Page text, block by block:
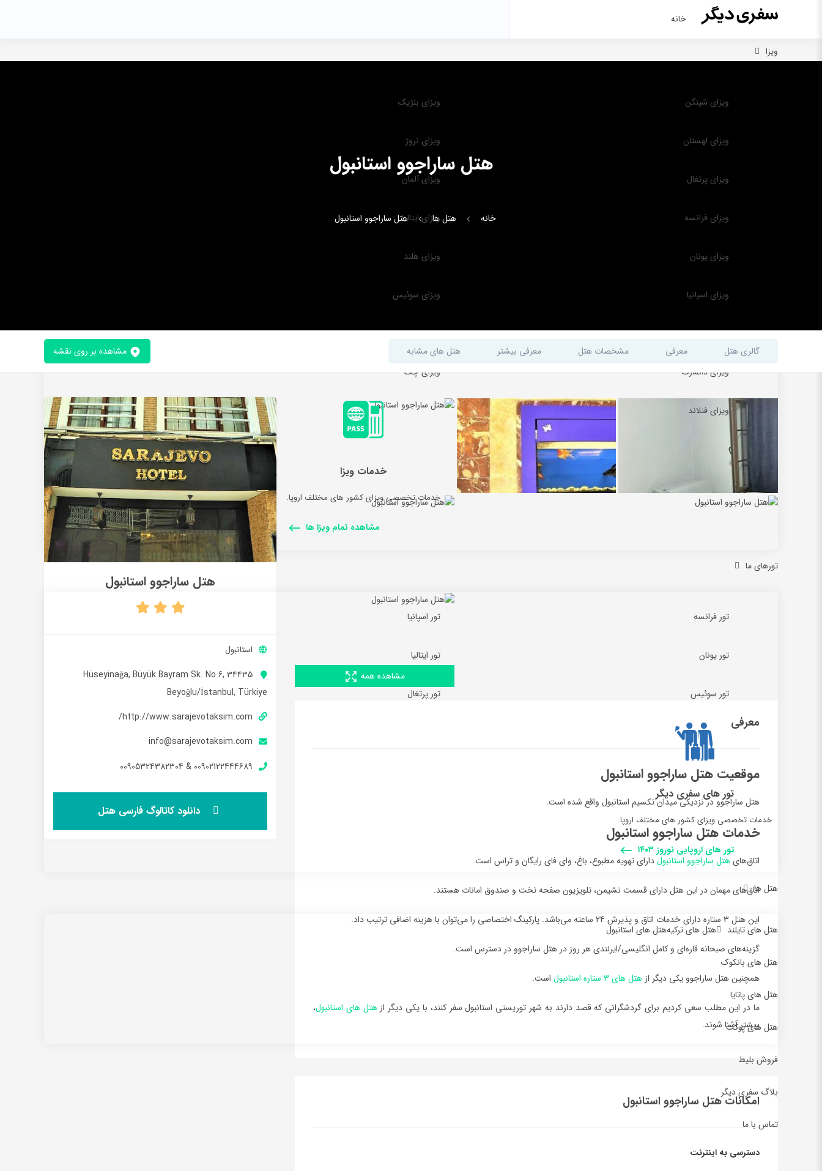
خانه
ویزا
ویزای شینگن ویزای بلژیک
ویزای لهستان ویزای نروژ
ویزای پرتغال ویزای آلمان
ویزای فرانسه ویزای ایتالیا
ویزای یونان ویزای هلند
ویزای اسپانیا ویزای سوئیس
ویزای مجارستان ویزای اتریش
ویزای دانمارک ویزای چک
ویزای فنلاند
خدمات ویزا
خدمات تخصصی ویزای کشور های مختلف اروپا.
مشاهده تمام ویزا ها
تورهای ما
تور فرانسه تور اسپانیا
تور یونان تور ایتالیا
تور سوئیس تور پرتغال
تور های سفری دیگر
خدمات تخصصی ویزای کشور های مختلف اروپا.
تور های اروپایی نوروز ۱۴۰۳
هتل ها
هتل های تایلند
هتل های بانکوک
هتل های پاتایا
هتل های پوکت
هتل های ترکیههتل های استانبول
فروش بلیط
بلاگ سفری دیگر
تماس با ما
خانه هتل ها هتل ساراجوو استانبول
هتل ساراجوو استانبول
گالری هتل معرفی مشخصات هتل معرفی بیشتر هتل های مشابه مشاهده بر روی نقشه
مشاهده همه
معرفی
موقعیت هتل ساراجوو استانبول
هتل ساراجوو در نزدیکی میدان تکسیم استانبول واقع شده است.
خدمات هتل ساراجوو استانبول
اتاق‌هایهتل ساراجوو استانبولدارای تهویه مطبوع، باغ، وای فای رایگان و تراس است.
اتاق‌های مهمان در این هتل دارای قسمت نشیمن، تلویزیون صفحه تخت و صندوق امانات هستند.
این هتل 3 ستاره دارای خدمات اتاق و پذیرش 24 ساعته می‌باشد. پارکینگ اختصاصی را می‌توان با هزینه اضافی ترتیب داد.
گزینه‌های صبحانه قاره‌ای و کامل انگلیسی/ایرلندی هر روز در هتل ساراجوو در دسترس است.
همچنين هتل ساراجوو يکي ديگر از هتل هاي 3 ستاره استانبول است.
ما در اين مطلب سعي کرديم براي گردشگراني که قصد دارند به شهر توريستي استانبول سفر کنند، با يکي ديگر ازهتل هاي استانبول،
بيشتر آشنا شوند.
امکانات هتل ساراجوو استانبول
دسترسی به اینترنت
هتل ساراجوو استانبول
استانبول
Hüseyinağa, Büyük Bayram Sk. No:6, 34435
Beyoğlu/İstanbul, Türkiye
http://www.sarajevotaksim.com/
info@sarajevotaksim.com
00902122444689 & 00905324382304
دانلود کاتالوگ فارسی هتل